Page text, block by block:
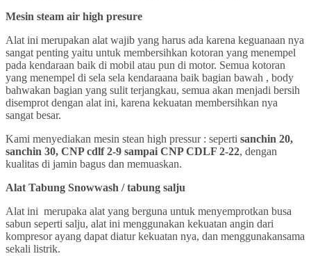
Mesin steam air high presure
Alat ini merupakan alat wajib yang harus ada karena keguanaan nya
sangat penting yaitu untuk membersihkan kotoran yang menempel
pada kendaraan baik di mobil atau pun di motor. Semua kotoran
yang menempel di sela sela kendaraana baik bagian bawah , body
bahwakan bagian yang sulit terjangkau, semua akan menjadi bersih
disemprot dengan alat ini, karena kekuatan membersihkan nya
sangat besar.
Kami menyediakan mesin stean high pressur : seperti sanchin 20,
sanchin 30, CNP cdlf 2-9 sampai CNP CDLF 2-22, dengan
kualitas di jamin bagus dan memuaskan.
Alat Tabung Snowwash / tabung salju
Alat ini merupaka alat yang berguna untuk menyemprotkan busa
sabun seperti salju, alat ini menggunakan kekuatan angin dari
kompresor ayang dapat diatur kekuatan nya, dan menggunakansama
sekali listrik.